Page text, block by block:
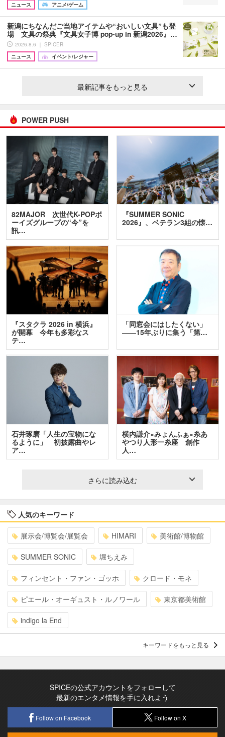
ニュース
アニメ/ゲーム
新潟にちなんだご当地アイテムや“おいしい文具”も登
場 文具の祭典『文具女子博 pop-up in 新潟2026』…
2026.8.6 ｜ SPICER
ニュース
イベント/レジャー
最新記事をもっと見る
POWER PUSH
82MAJOR 次世代K-POPボ
ーイズグループの“今”を
訊…
『SUMMER SONIC
2026』、ベテラン3組の懐…
『スタクラ 2026 in 横浜』
が開幕 今年も多彩なス
テ…
「同窓会にはしたくない」
――15年ぶりに集う「第…
石井琢磨「人生の宝物にな
るように」 初披露曲やレ
ア…
横内謙介×みょんふぁ×糸あ
やつり人形一糸座 創作
人…
さらに読み込む
人気のキーワード
展示会/博覧会/展覧会 HIMARI 美術館/博物館
SUMMER SONIC 堀ちえみ
フィンセント・ファン・ゴッホ クロード・モネ
ピエール・オーギュスト・ルノワール 東京都美術館
indigo la End
キーワードをもっと見る
SPICEの公式アカウントをフォローして
最新のエンタメ情報を手に入れよう
Follow on Facebook Follow on X